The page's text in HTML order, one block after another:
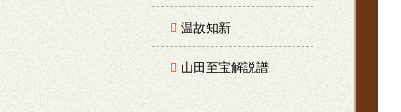
温故知新
山田至宝解説譜